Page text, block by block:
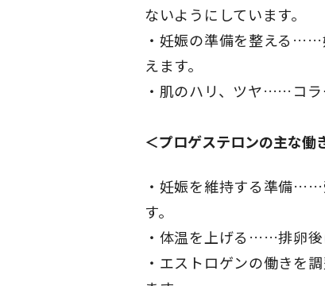
ないようにしています。
妊娠の準備を整える……
えます。
肌のハリ、ツヤ……コラ
＜プロゲステロンの主な働
妊娠を維持する準備……
す。
体温を上げる……排卵後
エストロゲンの働きを